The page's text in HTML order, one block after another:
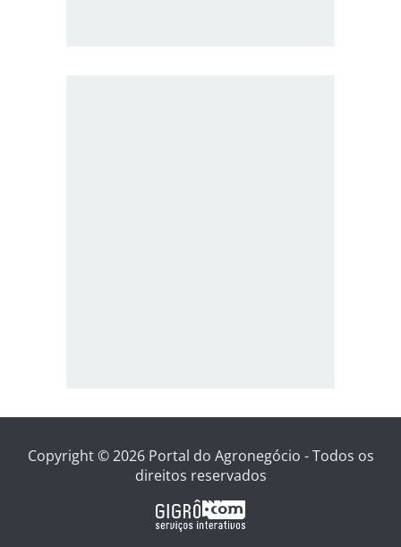
Copyright © 2026 Portal do Agronegócio - Todos os
direitos reservados